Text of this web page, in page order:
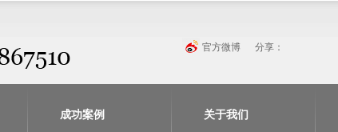
官方微博 分享：
成功案例 关于我们